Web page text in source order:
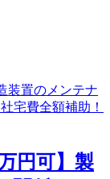
円可】製